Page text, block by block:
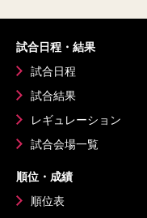
試合日程・結果
試合日程
試合結果
レギュレーション
試合会場一覧
順位・成績
順位表